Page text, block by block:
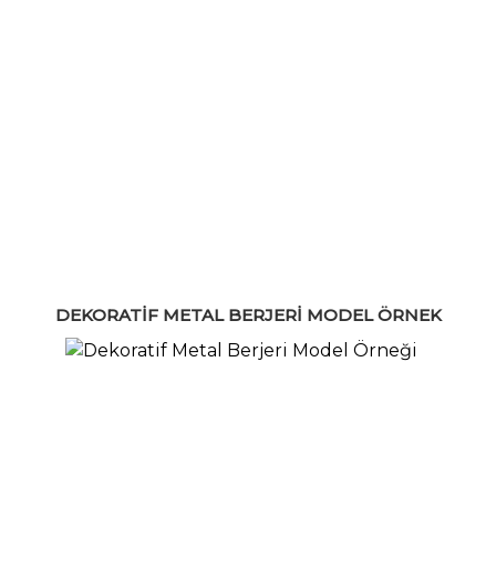
DEKORATIF METAL BERJERI MODEL ÖRNEK